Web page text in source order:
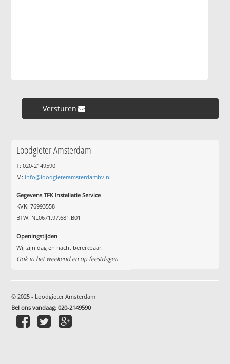
Versturen »
Loodgieter Amsterdam
T: 020-2149590
M: info@loodgieteramsterdambv.nl
Gegevens TFK Installatie Service
KVK: 76993558
BTW: NL0671.97.681.B01
Openingstijden
Wij zijn dag en nacht bereikbaar!
Ook in het weekend en op feestdagen
© 2025 - Loodgieter Amsterdam
Bel ons vandaag:020-2149590